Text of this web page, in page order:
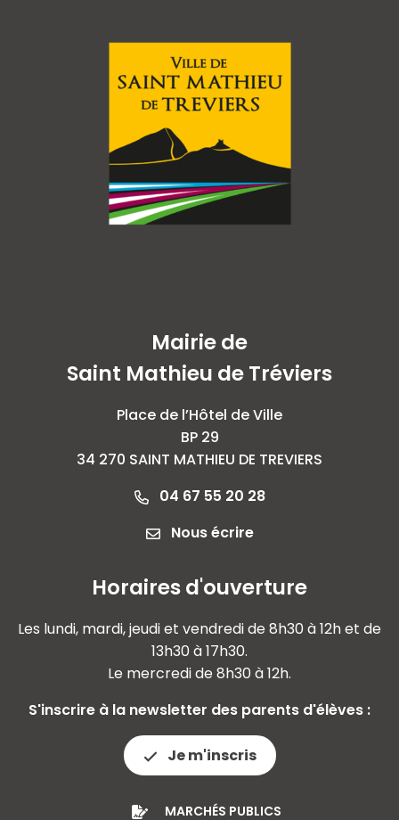
Mairie de
Saint Mathieu de Tréviers
Place de l’Hôtel de Ville
BP 29
34 270 SAINT MATHIEU DE TREVIERS
04 67 55 20 28
Nous écrire
Horaires d'ouverture
Les lundi, mardi, jeudi et vendredi de 8h30 à 12h et de
13h30 à 17h30.
Le mercredi de 8h30 à 12h.
S'inscrire à la newsletter des parents d'élèves :
Je m'inscris
MARCHÉS PUBLICS